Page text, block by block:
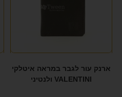
ארנק עור לגבר במראה איטלקי
VALENTINI ולנטיני